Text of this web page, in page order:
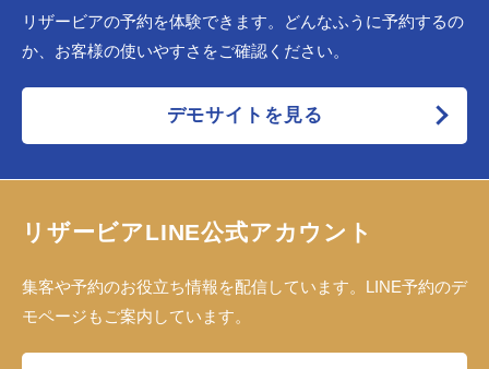
リザービアの予約を体験できます。どんなふうに予約するの
か、お客様の使いやすさをご確認ください。
デモサイトを見る
リザービアLINE公式アカウント
集客や予約のお役立ち情報を配信しています。LINE予約のデ
モページもご案内しています。